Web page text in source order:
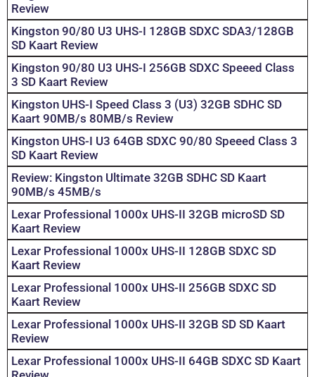
Review
Kingston 90/80 U3 UHS-I 128GB SDXC SDA3/128GB
SD Kaart Review
Kingston 90/80 U3 UHS-I 256GB SDXC Speeed Class
3 SD Kaart Review
Kingston UHS-I Speed Class 3 (U3) 32GB SDHC SD
Kaart 90MB/s 80MB/s Review
Kingston UHS-I U3 64GB SDXC 90/80 Speeed Class 3
SD Kaart Review
Review: Kingston Ultimate 32GB SDHC SD Kaart
90MB/s 45MB/s
Lexar Professional 1000x UHS-II 32GB microSD SD
Kaart Review
Lexar Professional 1000x UHS-II 128GB SDXC SD
Kaart Review
Lexar Professional 1000x UHS-II 256GB SDXC SD
Kaart Review
Lexar Professional 1000x UHS-II 32GB SD SD Kaart
Review
Lexar Professional 1000x UHS-II 64GB SDXC SD Kaart